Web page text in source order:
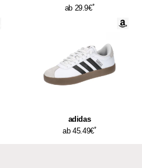
ab 29.9€*
adidas
ab 45.49€*